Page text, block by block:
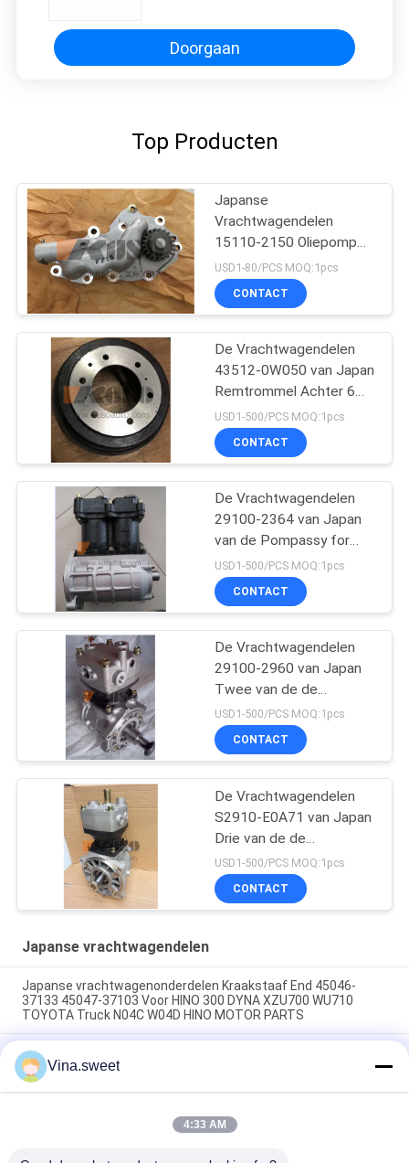
Doorgaan
Top Producten
Japanse
Vrachtwagendelen
15110-2150 Oliepomp
voor HINO 500
Boswachter J08C/J08E
USD1-80/PCS MOQ:1pcs
CONTACT
De Vrachtwagendelen
43512-0W050 van Japan
Remtrommel Achter 6
Gaten voor HINO 300
Dutro N04C/N04CT
USD1-500/PCS MOQ:1pcs
CONTACT
De Vrachtwagendelen
29100-2364 van Japan
van de Pompassy for
HINO 500 van de
Luchtcompressor de
BOSWACHTERSj08ct/j08c
USD1-500/PCS MOQ:1pcs
CONTACT
De Vrachtwagendelen
29100-2960 van Japan
Twee van de de
Compressorpomp van de
Laaglucht het Merk van
Assy For HINO 700
USD1-500/PCS MOQ:1pcs
CONTACT
De Vrachtwagendelen
S2910-E0A71 van Japan
Drie van de de
Compressorpomp van de
Laaglucht het Merk van
Assy For HINO 700
USD1-500/PCS MOQ:1pcs
CONTACT
Japanse vrachtwagendelen
Japanse vrachtwagenonderdelen Kraakstaaf End 45046-
37133 45047-37103 Voor HINO 300 DYNA XZU700 WU710
TOYOTA Truck N04C W04D HINO MOTOR PARTS
Japanse vrachtwagenonderdelen Kraakstaaf Eind 45430-
1740 45420-1740 Voor HINO SUPERNGER RK1J AK3H F3H
Truck J08C J05C HINO ENGINE PARTS
Denso SVC Magneetventiel 294009-1221 04226-E0061 33130-
45700 Voor HINO ISUZU HYUNDAI Kobelco Motor Japanse
Vina.sweet
4:33 AM